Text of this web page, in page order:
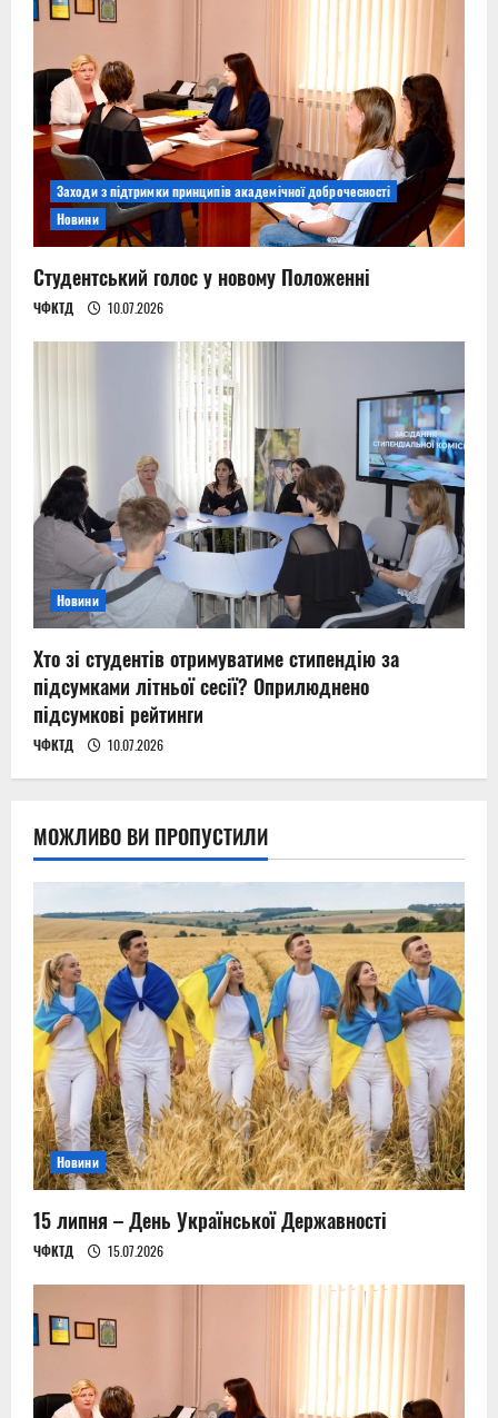
Заходи з підтримки принципів академічної доброчесності
Новини
Студентський голос у новому Положенні
ЧФКТД 10.07.2026
Новини
Хто зі студентів отримуватиме стипендію за
підсумками літньої сесії? Оприлюднено
підсумкові рейтинги
ЧФКТД 10.07.2026
МОЖЛИВО ВИ ПРОПУСТИЛИ
Новини
15 липня – День Української Державності
ЧФКТД 15.07.2026